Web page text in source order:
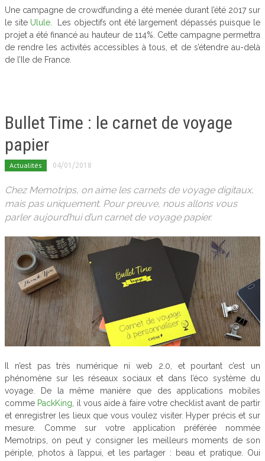
Une campagne de crowdfunding a été menée durant l’été 2017 sur
le site Ulule . Les objectifs ont été largement dépassés puisque le
projet a été financé au hauteur de 114%. Cette campagne permettra
de rendre les activités accessibles à tous, et de s’étendre au-delà
de l’Ile de France.
Bullet Time : le carnet de voyage
papier
Actualités 04/01/2018
Chez Memotrips, on aime les carnets de voyage digitaux,
mais pas uniquement. Pour preuve, nous allons vous
parler aujourd’hui d’un carnet de voyage papier.
Il n’est pas très numérique ni web 2.0, et pourtant c’est un
phénomène sur les réseaux sociaux et dans l’éco système du
voyage. De la même manière que des applications mobiles
comme PackKing , il vous aide à faire votre checklist avant de partir
et enregistrer les lieux que vous voulez visiter. Hyper précis et sur
mesure. Comme sur votre application préférée nommée
Memotrips, on peut y consigner les meilleurs moments de son
périple, photos à l’appui, et les partager : beau et pratique. Oui